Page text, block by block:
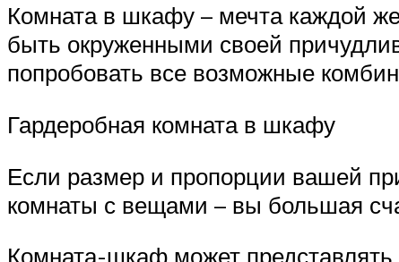
Комната в шкафу – мечта каждой
быть окруженными своей
попробовать все возможные
Гардеробная комната в шкафу
Если размер и пропорции вашей
комнаты с вещами – вы большая
Комната-шкаф может